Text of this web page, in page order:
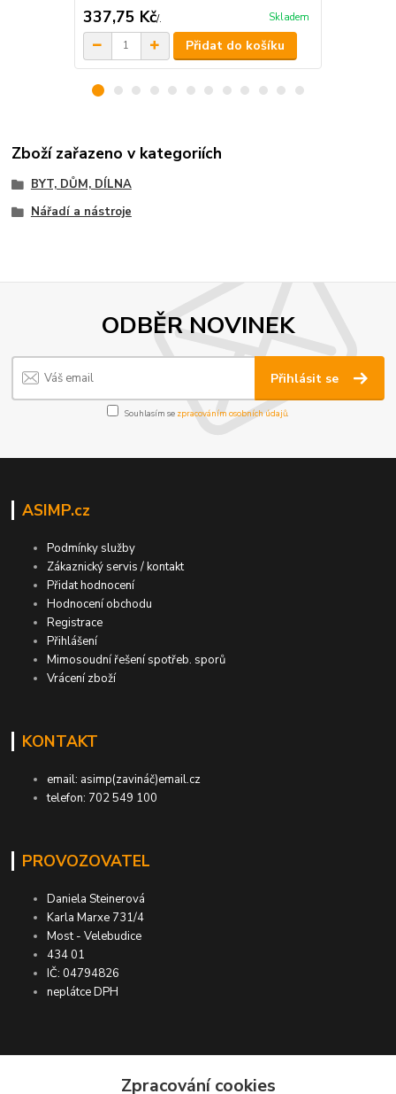
337,75 Kč/. Skladem
Přidat do košíku
Zboží zařazeno v kategoriích
BYT, DŮM, DÍLNA
Nářadí a nástroje
ODBĚR NOVINEK
Přihlásit se
Souhlasím se zpracováním osobních údajů
ASIMP.cz
Podmínky služby
Zákaznický servis / kontakt
Přidat hodnocení
Hodnocení obchodu
Registrace
Přihlášení
Mimosoudní řešení spotřeb. sporů
Vrácení zboží
KONTAKT
email: asimp(zavináč)email.cz
telefon: 702 549 100
PROVOZOVATEL
Daniela Steinerová
Karla Marxe 731/4
Most - Velebudice
434 01
IČ: 04794826
neplátce DPH
ASIMP.cz
Zpracování cookies